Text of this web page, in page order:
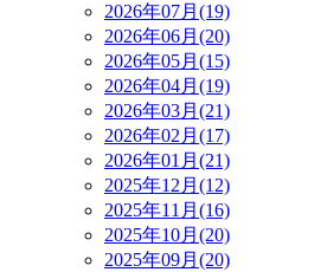
2026年07月(19)
2026年06月(20)
2026年05月(15)
2026年04月(19)
2026年03月(21)
2026年02月(17)
2026年01月(21)
2025年12月(12)
2025年11月(16)
2025年10月(20)
2025年09月(20)